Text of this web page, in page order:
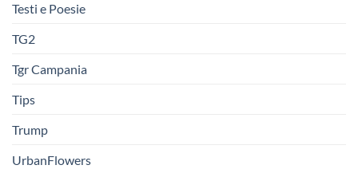
Testi e Poesie
TG2
Tgr Campania
Tips
Trump
UrbanFlowers